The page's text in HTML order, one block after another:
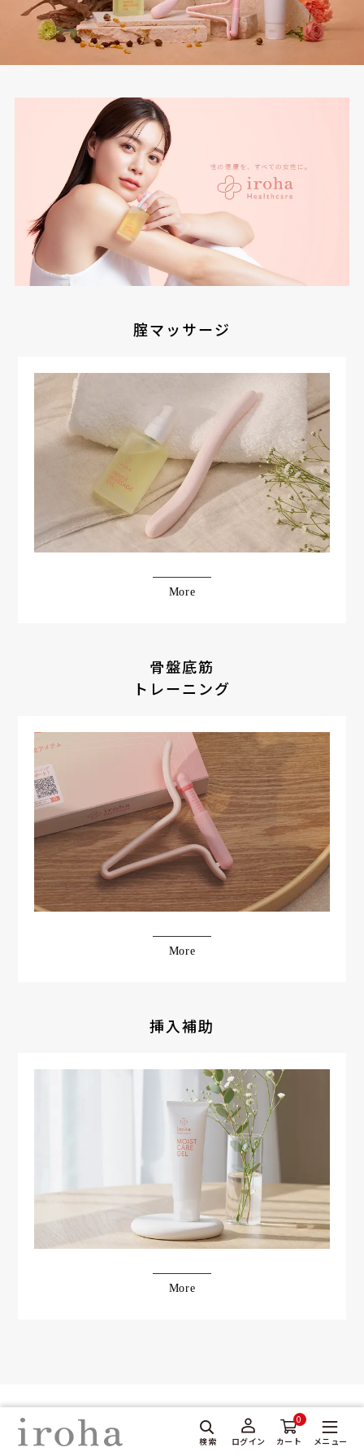
検索 ログイン
0
カート
メニュー
腟マッサージ
More
骨盤底筋
トレーニング
More
挿入補助
More